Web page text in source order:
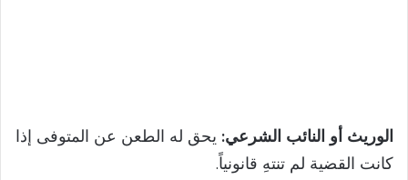
الوريث أو النائب الشرعي: يحق له الطعن عن المتوفى إذا
كانت القضية لم تنتهِ قانونياً.